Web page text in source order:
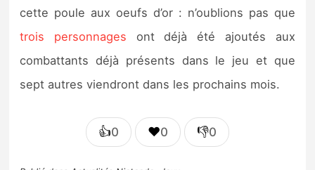
cette poule aux oeufs d’or : n’oublions pas que
trois personnages ont déjà été ajoutés aux
combattants déjà présents dans le jeu et que
sept autres viendront dans les prochains mois.
👍0 ❤️0 👎0